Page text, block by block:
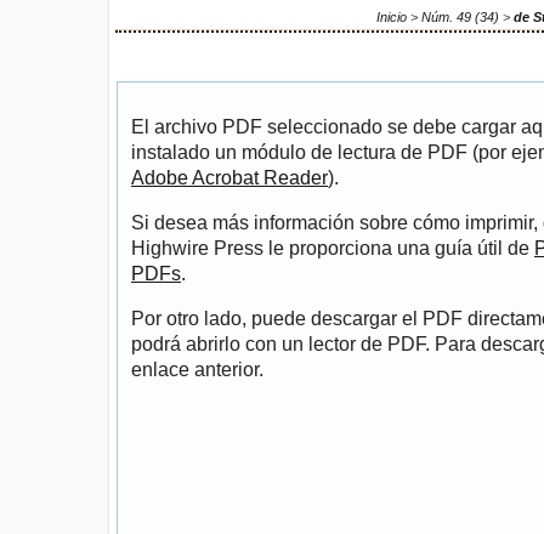
Inicio > Núm. 49 (34) > de
El archivo PDF seleccionado se debe cargar
instalado un módulo de lectura de PDF (por
Adobe Acrobat Reader).
Si desea más información sobre cómo
Highwire Press le proporciona una guía útil de
PDFs.
Por otro lado, puede descargar el PDF
podrá abrirlo con un lector de PDF. Para
enlace anterior.